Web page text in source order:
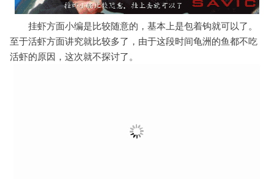
竿，让鱼以为鱼饵要逃跑而大口抢饵。
到底该采用哪种方式小编也无法提前知道，只能慢慢来试
验把。今天的鱼采用提竿的方式比较有效，当竿尾出现信号稍
粹是弓来玩的，不溜一下怎么对得起自己~~~